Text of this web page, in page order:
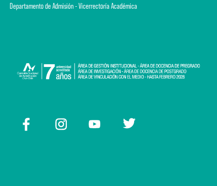
Departamento de Admisión - Vicerrectoría Académica